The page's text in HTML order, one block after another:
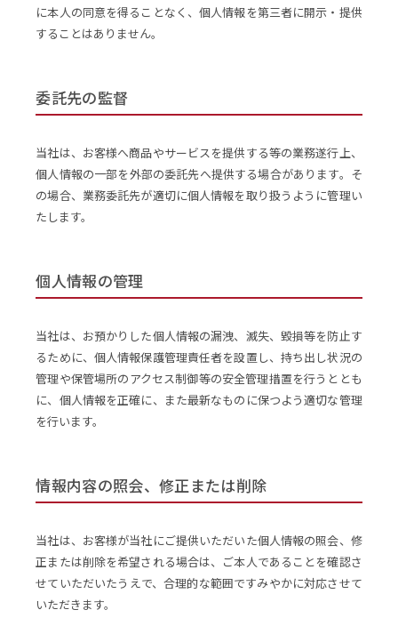
に本人の同意を得ることなく、個人情報を第三者に開示・提供
することはありません。
委託先の監督
当社は、お客様へ商品やサービスを提供する等の業務遂行上、
個人情報の一部を外部の委託先へ提供する場合があります。そ
の場合、業務委託先が適切に個人情報を取り扱うように管理い
たします。
個人情報の管理
当社は、お預かりした個人情報の漏洩、滅失、毀損等を防止す
るために、個人情報保護管理責任者を設置し、持ち出し状況の
管理や保管場所のアクセス制御等の安全管理措置を行うととも
に、個人情報を正確に、また最新なものに保つよう適切な管理
を行います。
情報内容の照会、修正または削除
当社は、お客様が当社にご提供いただいた個人情報の照会、修
正または削除を希望される場合は、ご本人であることを確認さ
せていただいたうえで、合理的な範囲ですみやかに対応させて
いただきます。